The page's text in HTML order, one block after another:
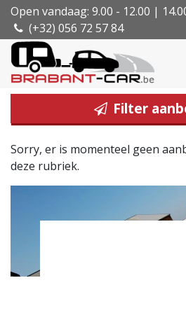
Open vandaag: 9.00 - 12.00 |
(+32) 056 72 57 84
Filter
Sorry, er is momenteel geen
deze rubriek.